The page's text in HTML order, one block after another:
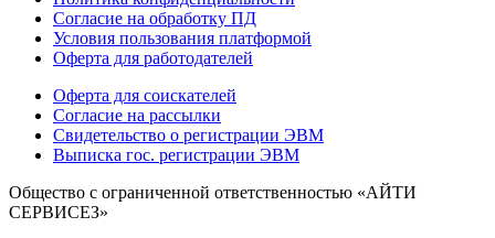
Согласие на обработку ПД
Условия пользования платформой
Оферта для работодателей
Оферта для соискателей
Согласие на рассылки
Свидетельство о регистрации ЭВМ
Выписка гос. регистрации ЭВМ
Общество с ограниченной ответственностью «АЙТИ
СЕРВИСЕЗ»